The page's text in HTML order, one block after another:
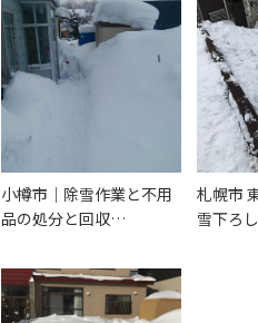
小樽市｜除雪作業と不用
品の処分と回収…
札幌市
雪下ろ